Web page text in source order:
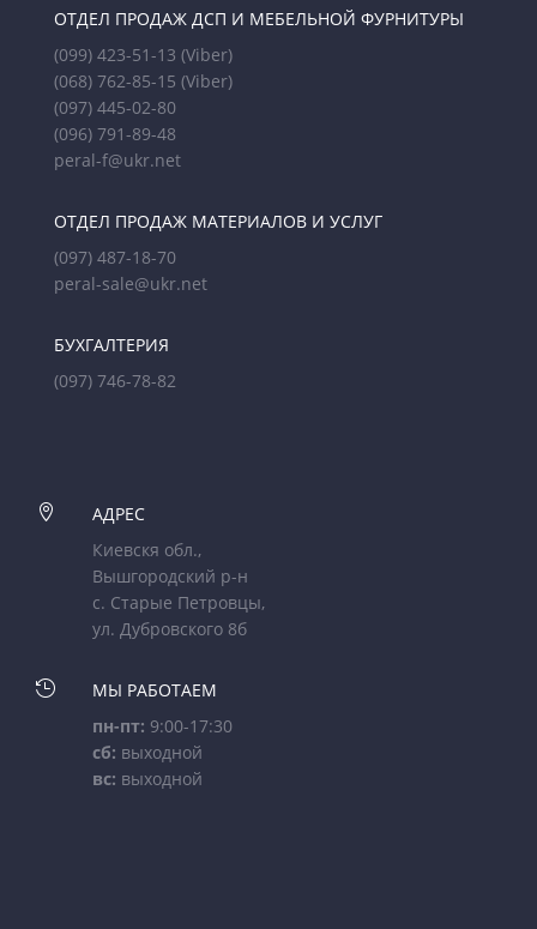
ОТДЕЛ ПРОДАЖ ДСП И МЕБЕЛЬНОЙ ФУРНИТУРЫ
(099) 423-51-13 (Viber)
(068) 762-85-15 (Viber)
(097) 445-02-80
(096) 791-89-48
peral-f@ukr.net
ОТДЕЛ ПРОДАЖ МАТЕРИАЛОВ И УСЛУГ
(097) 487-18-70
peral-sale@ukr.net
БУХГАЛТЕРИЯ
(097) 746-78-82

АДРЕС
Киевскя обл.,
Вышгородский р-н
с. Старые Петровцы,
ул. Дубровского 8б

МЫ РАБОТАЕМ
пн-пт: 9:00-17:30
сб: выходной
вс: выходной